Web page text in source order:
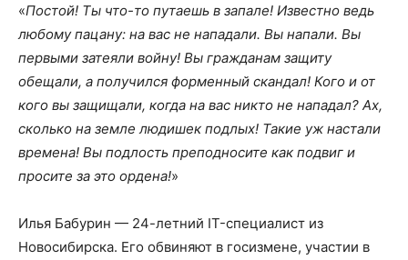
«Постой! Ты что-то путаешь в запале! Известно ведь
любому пацану: на вас не нападали. Вы напали. Вы
первыми затеяли войну! Вы гражданам защиту
обещали, а получился форменный скандал! Кого и от
кого вы защищали, когда на вас никто не нападал? Ах,
сколько на земле людишек подлых! Такие уж настали
времена! Вы подлость преподносите как подвиг и
просите за это ордена!»
Илья Бабурин — 24-летний IT-специалист из
Новосибирска. Его обвиняют в госизмене, участии в